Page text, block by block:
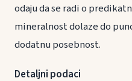
odaju da se radi o
mineralnost dolaze do
dodatnu posebnost.
Detaljni podaci